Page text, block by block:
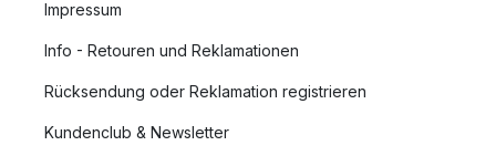
Impressum
Info - Retouren und Reklamationen
Rücksendung oder Reklamation registrieren
Kundenclub & Newsletter